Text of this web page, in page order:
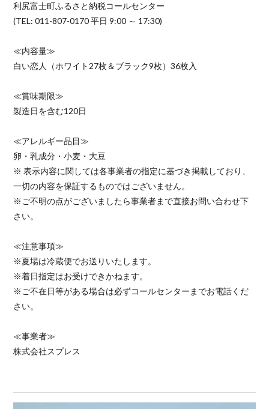
利尻富士町ふるさと納税コールセンター
(TEL: 011-807-0170 平日 9:00 ～ 17:30)
≪内容量≫
白い恋人（ホワイト27枚＆ブラック9枚）36枚入
≪賞味期限≫
製造日を含む120日
≪アレルギー品目≫
卵・乳成分・小麦・大豆
※ 表示内容に関しては各事業者の指定に基づき掲載しており、
一切の内容を保証するものではございません。
※ご不明の点がございましたら事業者まで直接お問い合わせ下
さい。
≪注意事項≫
※夏場は冷蔵便でお送りいたします。
※着日指定はお受けできかねます。
※ご不在日等がある場合は必ずコールセンターまでお電話くだ
さい。
≪事業者≫
株式会社スプレス